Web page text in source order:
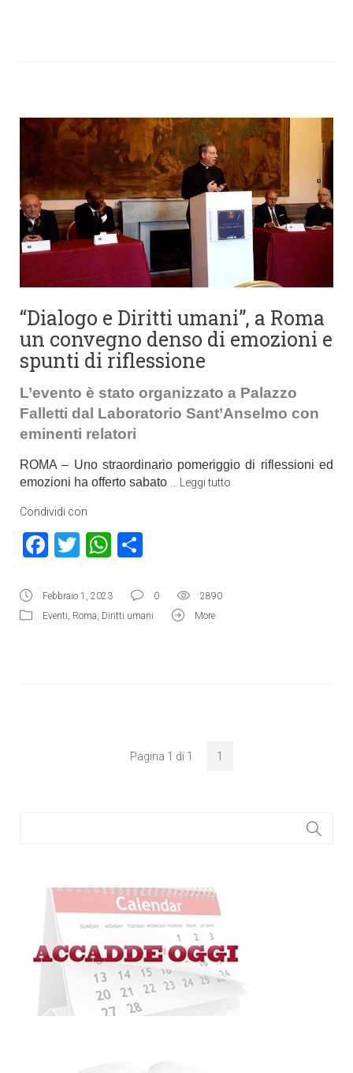
“Dialogo e Diritti umani”, a Roma
un convegno denso di emozioni e
spunti di riflessione
L’evento è stato organizzato a Palazzo
Falletti dal Laboratorio Sant’Anselmo con
eminenti relatori
ROMA – Uno straordinario pomeriggio di riflessioni ed
emozioni ha offerto sabato
Leggi tutto
Condividi con
Facebook
TwitterWhatsApp
Febbraio 1, 2023 0
2890
Eventi, Roma, Diritti umani More
Pagina 1 di 1 1